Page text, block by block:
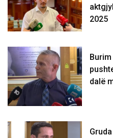
2025
dalë